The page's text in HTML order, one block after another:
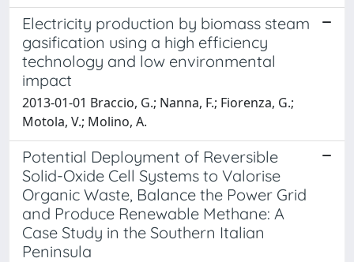
Electricity production by biomass steam
gasification using a high efficiency
technology and low environmental
impact
2013-01-01 Braccio, G.; Nanna, F.; Fiorenza, G.;
Motola, V.; Molino, A.
Potential Deployment of Reversible
Solid-Oxide Cell Systems to Valorise
Organic Waste, Balance the Power Grid
and Produce Renewable Methane: A
Case Study in the Southern Italian
Peninsula